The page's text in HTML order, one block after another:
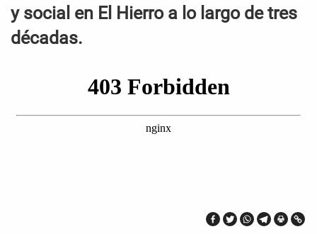
y social en El Hierro a lo largo de tres
décadas.